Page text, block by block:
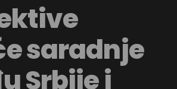
saradnje
Srbije i